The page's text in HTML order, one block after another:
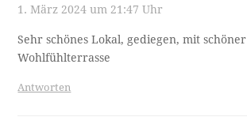
1. März 2024 um 21:47 Uhr
Sehr schönes Lokal, gediegen, mit schöner
Wohlfühlterrasse
Antworten